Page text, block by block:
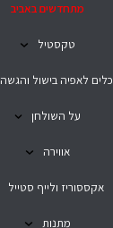
מתחדשים באביב
טקסטיל
כלים לאפיה בישול והגשה
על השולחן
אווירה
אקססוריז ולייף סטייל
מתנות